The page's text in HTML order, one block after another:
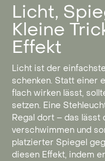
Licht,
Kleine
Effekt
Licht ist der
schenken. Statt einer
flach wirken lässt,
setzen. Eine
Regal dort – das
verschwimmen und
platzierter Spiegel
diesen Effekt, indem